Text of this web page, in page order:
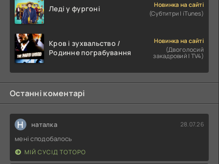
Леді у фургоні
Новинка на сайті
(Субтитри | iTunes)
Кров і зухвальство /
Родинне пограбування
Новинка на сайті
(Двоголосий
закадровий | TV4)
Останні коментарі
Н наталка 28.07.26
мені сподобалось
МІЙ СУСІД ТОТОРО